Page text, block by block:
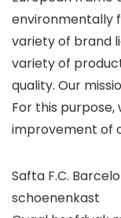
environmentally
variety of brand
variety of
quality. Our
For this
improvement of
Safta F.C.
schoenenkast